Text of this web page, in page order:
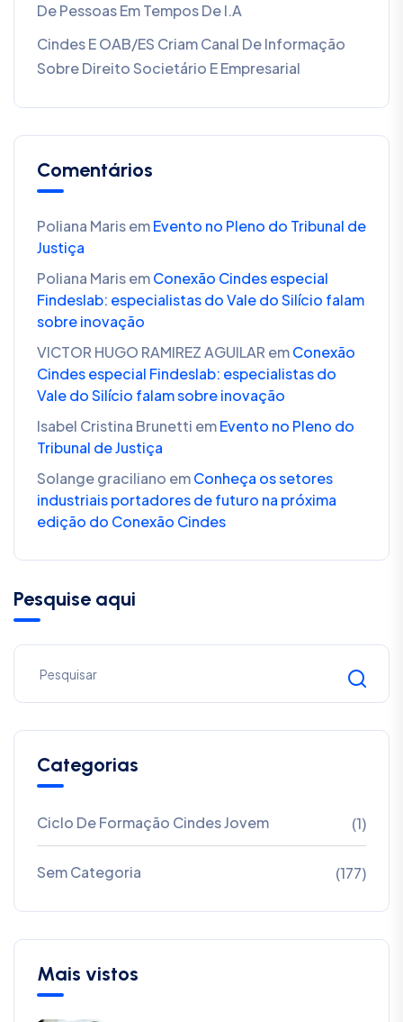
De Pessoas Em Tempos De I.A
Cindes E OAB/ES Criam Canal De Informação
Sobre Direito Societário E Empresarial
Comentários
Poliana MarisemEvento no Pleno do Tribunal de
Justiça
Poliana MarisemConexão Cindes especial
Findeslab: especialistas do Vale do Silício falam
sobre inovação
VICTOR HUGO RAMIREZ AGUILAR emConexão
Cindes especial Findeslab: especialistas do
Vale do Silício falam sobre inovação
Isabel Cristina Brunetti emEvento no Pleno do
Tribunal de Justiça
Solange graciliano emConheça os setores
industriais portadores de futuro na próxima
edição do Conexão Cindes
Pesquise aqui
Categorias
Ciclo De Formação Cindes Jovem (1)
Sem Categoria (177)
Mais vistos